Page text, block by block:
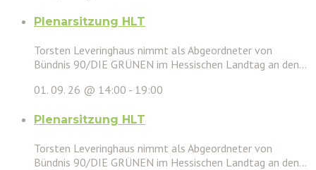
Plenarsitzung HLT
Torsten Leveringhaus nimmt als Abgeordneter von
Bündnis 90/DIE GRÜNEN im Hessischen Landtag an den...
01. 09. 26 @ 14:00 - 19:00
Plenarsitzung HLT
Torsten Leveringhaus nimmt als Abgeordneter von
Bündnis 90/DIE GRÜNEN im Hessischen Landtag an den...